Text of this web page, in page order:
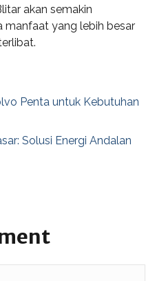
akan semakin
manfaat yang lebih besar
Penta untuk Kebutuhan
Solusi Energi Andalan